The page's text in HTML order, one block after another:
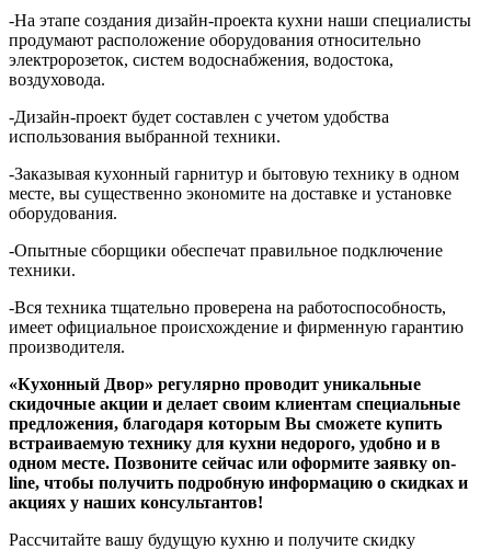
-На этапе создания дизайн-проекта кухни наши специалисты
продумают расположение оборудования относительно
электророзеток, систем водоснабжения, водостока,
воздуховода.
-Дизайн-проект будет составлен с учетом удобства
использования выбранной техники.
-Заказывая кухонный гарнитур и бытовую технику в одном
месте, вы существенно экономите на доставке и установке
оборудования.
-Опытные сборщики обеспечат правильное подключение
техники.
-Вся техника тщательно проверена на работоспособность,
имеет официальное происхождение и фирменную гарантию
производителя.
«Кухонный Двор» регулярно проводит уникальные
скидочные акции и делает своим клиентам специальные
предложения, благодаря которым Вы сможете купить
встраиваемую технику для кухни недорого, удобно и в
одном месте. Позвоните сейчас или оформите заявку on-
line, чтобы получить подробную информацию о скидках и
акциях у наших консультантов!
Рассчитайте вашу будущую кухню и получите скидку